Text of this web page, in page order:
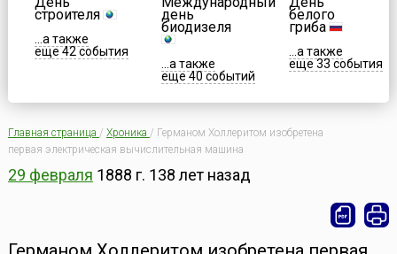
строителя
...а также
еще 42 события
день
биодизеля
...а также
еще 40 событий
белого
гриба
...а также
еще 33 события
Главная страница / Хроника / Германом Холлеритом изобретена
первая электрическая вычислительная машина
29 февраля 1888 г. 138 лет назад